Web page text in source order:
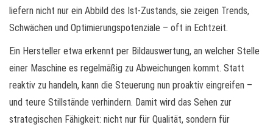
liefern nicht nur ein Abbild des Ist-Zustands, sie zeigen Trends,
Schwächen und Optimierungspotenziale – oft in Echtzeit.
Ein Hersteller etwa erkennt per Bildauswertung, an welcher Stelle
einer Maschine es regelmäßig zu Abweichungen kommt. Statt
reaktiv zu handeln, kann die Steuerung nun proaktiv eingreifen –
und teure Stillstände verhindern. Damit wird das Sehen zur
strategischen Fähigkeit: nicht nur für Qualität, sondern für